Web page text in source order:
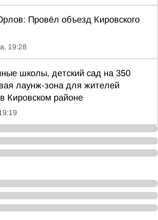
Провёл объезд Кировского
19:28
школы, детский сад на 350
лаунж-зона для жителей
Кировском районе